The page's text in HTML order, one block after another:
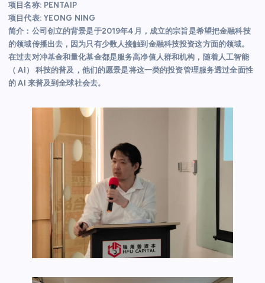
项目名称: PENTAIP
项目代表: YEONG NING
简介：公司创立的背景是于2019年4月，成立的宗旨是希望把金融科技
的领域传播出去，因为只有少数人接触到金融科技投资这方面的领域。
在过去对冲基金和量化基金都是服务高净值人群和机构，随着人工智能
（ AI） 科技的普及，他们的愿景是将这一类的投资管理服务透过全面性
的 AI 来普及到全球社会去。